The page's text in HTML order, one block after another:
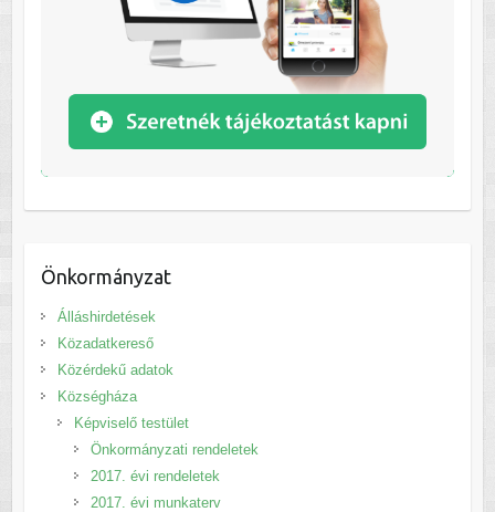
Önkormányzat
Álláshirdetések
Közadatkereső
Közérdekű adatok
Községháza
Képviselő testület
Önkormányzati rendeletek
2017. évi rendeletek
2017. évi munkaterv